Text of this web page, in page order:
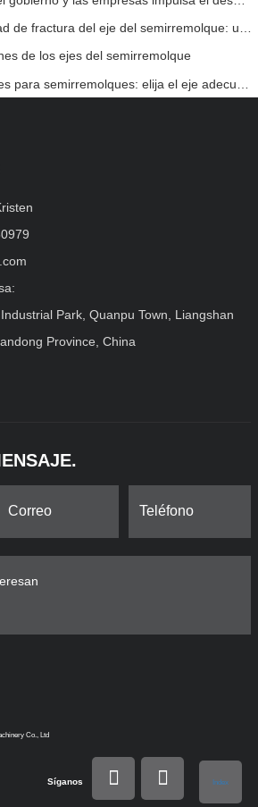
de los ejes del semirremolque
Park, Quanpu Town, Liangshan
Province, China
Co., Ltd
Síganos Index